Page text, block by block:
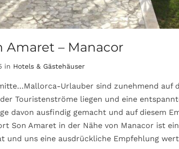
Amaret – Manacor
in Hotels & Gästehäuser
Urlauber sind zunehmend auf
Touristenströme liegen und eine
davon ausfindig gemacht und auf diesem
Son Amaret in der Nähe von Manacor ist
und uns eine ausdrückliche Empfehlung